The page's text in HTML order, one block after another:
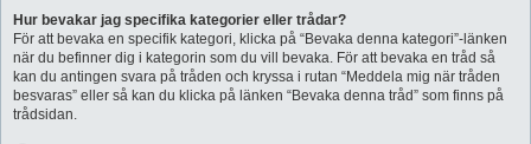
Hur bevakar jag specifika kategorier eller trådar?
För att bevaka en specifik kategori, klicka på “Bevaka denna kategori”-länken
när du befinner dig i kategorin som du vill bevaka. För att bevaka en tråd så
kan du antingen svara på tråden och kryssa i rutan “Meddela mig när tråden
besvaras” eller så kan du klicka på länken “Bevaka denna tråd” som finns på
trådsidan.